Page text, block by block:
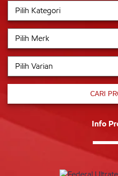
CARI
Info